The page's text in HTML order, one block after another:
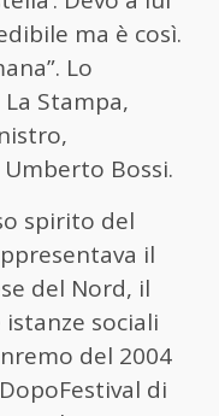
ma è così.
Lo
Stampa,
Bossi.
spirito del
il
del Nord, il
sociali
del 2004
di